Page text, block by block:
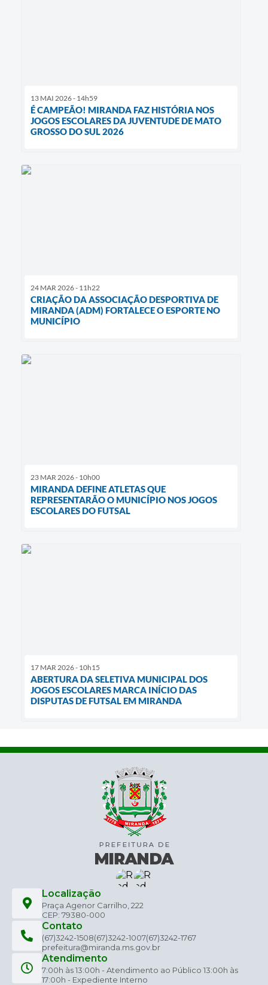
13 MAI 2026 - 14h59
É CAMPEÃO! MIRANDA FAZ HISTÓRIA NOS
JOGOS ESCOLARES DA JUVENTUDE DE MATO
GROSSO DO SUL 2026
24 MAR 2026 - 11h22
CRIAÇÃO DA ASSOCIAÇÃO DESPORTIVA DE
MIRANDA (ADM) FORTALECE O ESPORTE NO
MUNICÍPIO
23 MAR 2026 - 10h00
MIRANDA DEFINE ATLETAS QUE
REPRESENTARÃO O MUNICÍPIO NOS JOGOS
ESCOLARES DO FUTSAL
17 MAR 2026 - 10h15
ABERTURA DA SELETIVA MUNICIPAL DOS
JOGOS ESCOLARES MARCA INÍCIO DAS
DISPUTAS DE FUTSAL EM MIRANDA
Localização
Praça Agenor Carrilho, 222
CEP: 79380-000
Contato
(67)3242-1508(67)3242-1007(67)3242-1767
prefeitura@miranda.ms.gov.br
Atendimento
7:00h às 13:00h - Atendimento ao Público 13:00h às
17:00h - Expediente Interno